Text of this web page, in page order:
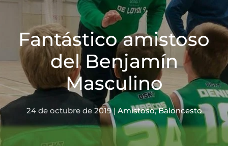
Fantástico amistoso
del Benjamín
Masculino
24 de octubre de 2019| Amistoso,Baloncesto